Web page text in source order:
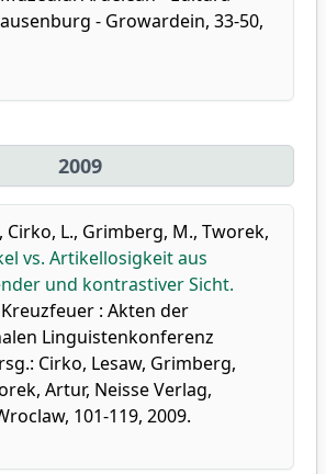
- Growardein, 33-50,
2009
, Cirko, L., Grimberg, M., Tworek,
vs. Artikellosigkeit aus
und kontrastiver Sicht.
: Akten der
Linguistenkonferenz
Cirko, Lesaw, Grimberg,
Artur, Neisse Verlag,
101-119, 2009.